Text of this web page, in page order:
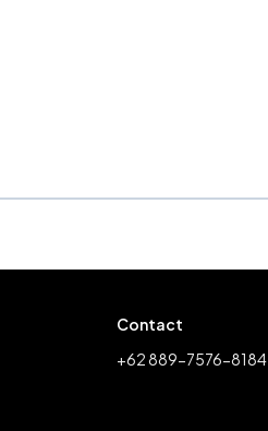
Contact
+62 889-7576-8184